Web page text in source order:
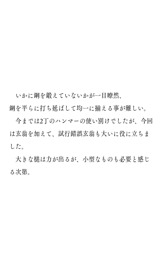
いかに鋼を鍛えていないかが一目瞭然、
鋼を平らに打ち延ばして均一に揃える事が難しい。
今までは2丁のハンマーの使い別けでしたが、今回
は玄翁を加えて、試行錯誤玄翁も大いに役に立ちま
した。
大きな槌は力が出るが、小型なものも必要と感じ
る次第。